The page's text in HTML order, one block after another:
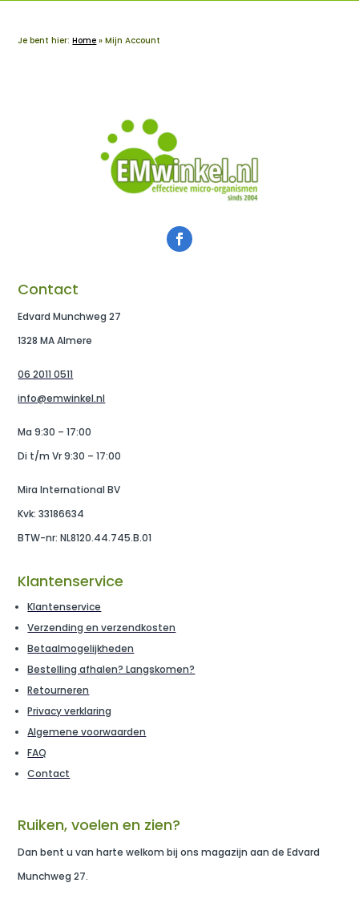
Je bent hier:Home »Mijn Account
Contact
Edvard Munchweg 27
1328 MA Almere
06 2011 0511
info@emwinkel.nl
Ma 9:30 – 17:00
Di t/m Vr 9:30 – 17:00
Mira International BV
Kvk: 33186634
BTW-nr: NL8120.44.745.B.01
Klantenservice
Klantenservice
Verzending en verzendkosten
Betaalmogelijkheden
Bestelling afhalen? Langskomen?
Retourneren
Privacy verklaring
Algemene voorwaarden
FAQ
Contact
Ruiken, voelen en zien?
Dan bent u van harte welkom bij ons magazijn aan de Edvard
Munchweg 27.